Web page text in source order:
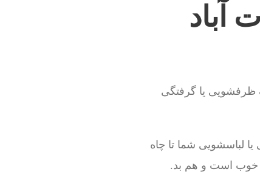
آباد
ظرفشویی یا گرفتگی
لباسشویی شما تا چاه
خوب است و هم بد.